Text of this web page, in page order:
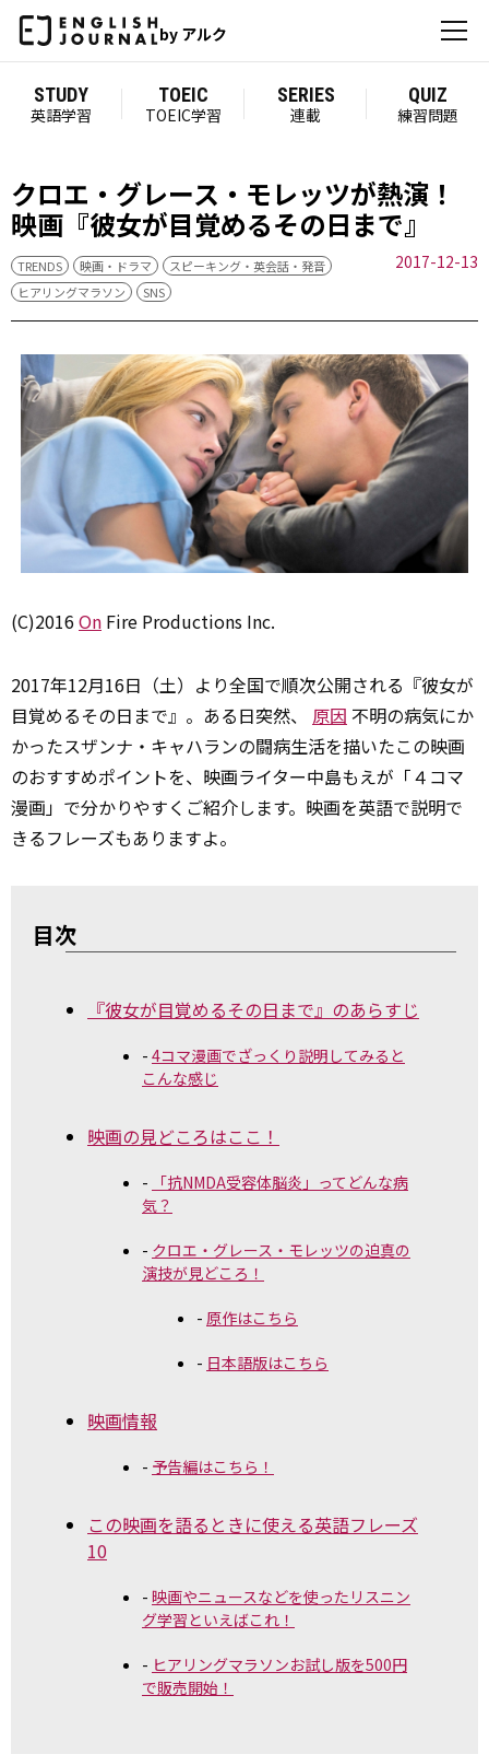
by アルク
STUDY
英語学習
TOEIC
TOEIC学習
SERIES
連載
QUIZ
練習問題
クロエ・グレース・モレッツが熱演！
映画『彼女が目覚めるその日まで』
TRENDS 映画・ドラマ
スピーキング・英会話・発音
ヒアリングマラソン
SNS
2017-12-13
(C)2016On Fire Productions Inc.
2017年12月16日（土）より全国で順次公開される『彼女が
目覚めるその日まで』。ある日突然、 原因 不明の病気にか
かったスザンナ・キャハランの闘病生活を描いたこの映画
のおすすめポイントを、映画ライター中島もえが「４コマ
漫画」で分かりやすくご紹介します。映画を英語で説明で
きるフレーズもありますよ。
目次
『彼女が目覚めるその日まで』のあらすじ
4コマ漫画でざっくり説明してみると
こんな感じ
映画の見どころはここ！
「抗NMDA受容体脳炎」ってどんな病
気？
クロエ・グレース・モレッツの迫真の
演技が見どころ！
原作はこちら
日本語版はこちら
映画情報
予告編はこちら！
この映画を語るときに使える英語フレーズ
10
映画やニュースなどを使ったリスニン
グ学習といえばこれ！
ヒアリングマラソンお試し版を500円
で販売開始！